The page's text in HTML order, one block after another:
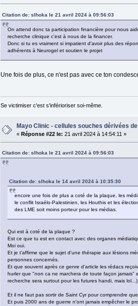
Citation de: slhoka le 21 avril 2024 à 09:56:03
On attend donc ta participation financière pour nous
recherche clinique c'est à nous de la financer.
Donc si tu es vraiment si impatient d'avoir plus des
adhérents à Neurogel et soutien le projet
Une fois de plus, ce n'est pas avec ce ton
Se victimiser c'est s'inférioriser soi-même.
Mayo Clinic - cellules souches dérivées
« Réponse #22 le: 21 avril 2024 à 14:54:11 »
Citation de: slhoka le 21 avril 2024 à 09:56:03
Citation de: slhoka le 14 avril 2024 à 10:35:30
encore une fois de plus a coté de la plaque, les
le conflit Israélo-Palestinien, les Houthis et les
des LME soit moins porteur pour les médias.
Qui est à coté de la plaque ?
Est ce que tu est en contact avec des organes
Moi oui.
Et je t'affirme que le sujet d'une thérapie aux lésions
personnes concernés.
Et que souvent après ce genre d'article les rédacs
hurler que "non ca ne marchera de toute façon
recherche sera surtout pour les futures handi, mais lol...)
Et il ne faut pas sortir de Saint Cyr pour comprendre
Et puis 2000 ans de guerre n'ont jamais empêcher le